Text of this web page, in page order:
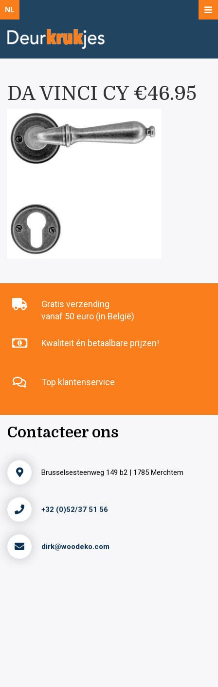
NL
DA VINCI CY €46.95
Gratis verzending
vanaf 50 euro (in België)
Kwaliteit én betaalbare prijzen!
Top klantenservice
Contacteer ons
Brusselsesteenweg 149 b2 | 1785 Merchtem
+32 (0)52/37 51 56
dirk@woodeko.com